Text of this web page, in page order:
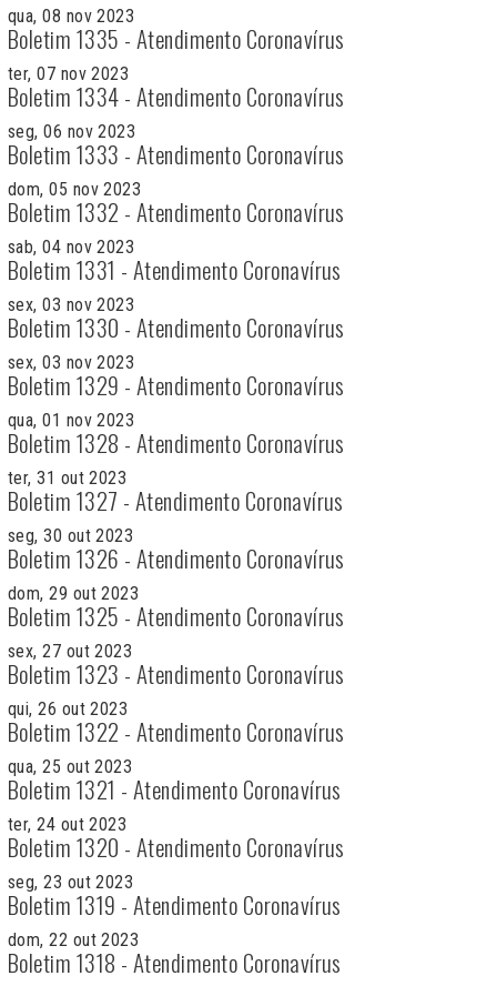
qua, 08 nov 2023
Boletim 1335 - Atendimento Coronavírus
ter, 07 nov 2023
Boletim 1334 - Atendimento Coronavírus
seg, 06 nov 2023
Boletim 1333 - Atendimento Coronavírus
dom, 05 nov 2023
Boletim 1332 - Atendimento Coronavírus
sab, 04 nov 2023
Boletim 1331 - Atendimento Coronavírus
sex, 03 nov 2023
Boletim 1330 - Atendimento Coronavírus
sex, 03 nov 2023
Boletim 1329 - Atendimento Coronavírus
qua, 01 nov 2023
Boletim 1328 - Atendimento Coronavírus
ter, 31 out 2023
Boletim 1327 - Atendimento Coronavírus
seg, 30 out 2023
Boletim 1326 - Atendimento Coronavírus
dom, 29 out 2023
Boletim 1325 - Atendimento Coronavírus
sex, 27 out 2023
Boletim 1323 - Atendimento Coronavírus
qui, 26 out 2023
Boletim 1322 - Atendimento Coronavírus
qua, 25 out 2023
Boletim 1321 - Atendimento Coronavírus
ter, 24 out 2023
Boletim 1320 - Atendimento Coronavírus
seg, 23 out 2023
Boletim 1319 - Atendimento Coronavírus
dom, 22 out 2023
Boletim 1318 - Atendimento Coronavírus